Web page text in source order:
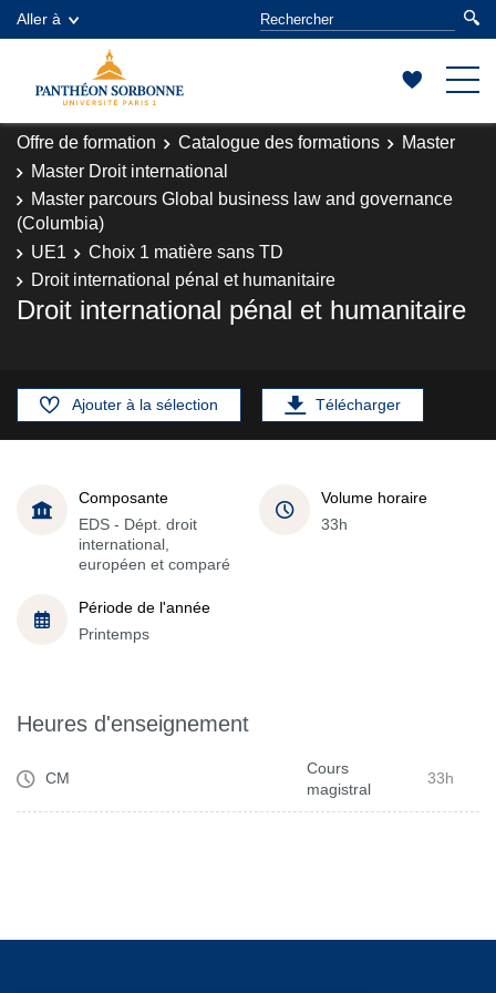
Aller à
Offre de formation Catalogue des formations
Master
Master Droit international
Master parcours Global business law and governance
(Columbia)
UE1
Choix 1 matière sans TD
Droit international pénal et humanitaire
Droit international pénal et humanitaire
Ajouter à la sélection Télécharger
Composante
EDS - Dépt. droit
international,
européen et comparé
Volume horaire
33h
Période de l'année
Printemps
Heures d'enseignement
CM
Cours
magistral
33h